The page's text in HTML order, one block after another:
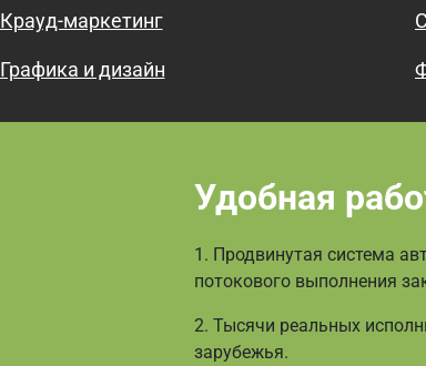
Крауд-маркетинг
Графика и дизайн
Удобная
1. Продвинутая система
потокового выполнения
2. Тысячи реальных
зарубежья.